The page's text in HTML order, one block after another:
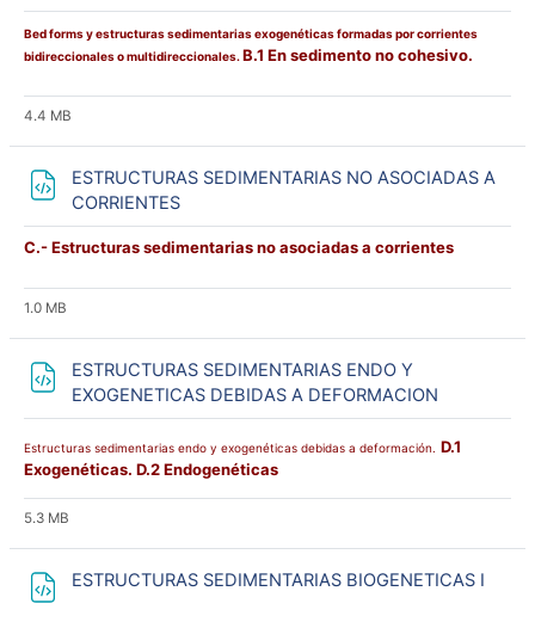
Bed forms y estructuras sedimentarias exogenéticas formadas por corrientes
bidireccionales o multidireccionales. B.1 En sedimento no cohesivo.
4.4 MB
ESTRUCTURAS SEDIMENTARIAS NO ASOCIADAS A
CORRIENTES
C.- Estructuras sedimentarias no asociadas a corrientes
1.0 MB
ESTRUCTURAS SEDIMENTARIAS ENDO Y
EXOGENETICAS DEBIDAS A DEFORMACION
Estructuras sedimentarias endo y exogenéticas debidas a deformación. D.1
Exogenéticas. D.2 Endogenéticas
5.3 MB
ESTRUCTURAS SEDIMENTARIAS BIOGENETICAS I